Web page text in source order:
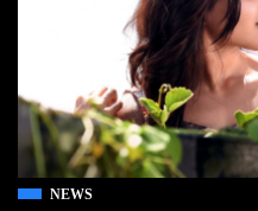
NEWS